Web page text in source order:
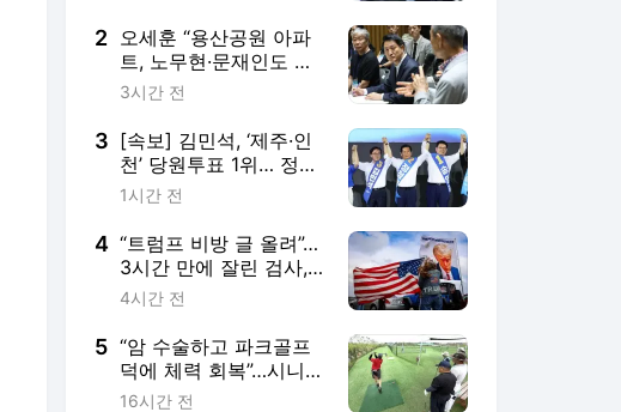
2 오세훈 “용산공원 아파
트, 노무현·문재인도 반
대했다…1㎝ 훼손도 안
3시간 전
3 [속보] 김민석, ‘제주·인
천’ 당원투표 1위… 정청
래 5%p 차이 제쳐
1시간 전
4 “트럼프 비방 글 올려”…
3시간 만에 잘린 검사,
미 법무부 상대 소송
4시간 전
5 “암 수술하고 파크골프
덕에 체력 회복”…시니어
전신 운동으로 각광
16시간 전